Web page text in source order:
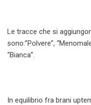
Le tracce che si
sono:”Polvere”,
“Bianca”.
In equilibrio fra brani